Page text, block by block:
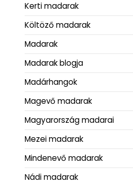
Kerti madarak
Költöző madarak
Madarak
Madarak blogja
Madárhangok
Magevő madarak
Magyarország madarai
Mezei madarak
Mindenevő madarak
Nádi madarak